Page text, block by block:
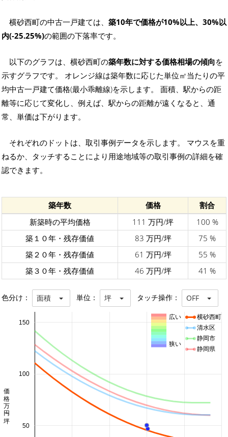
横砂西町の中古一戸建ては、 築10年で価格が10%以上、30%以
内(-25.25%)の範囲の下落率です。
以下のグラフは、横砂西町の築年数に対する価格相場の傾向を
示すグラフです。 オレンジ線は築年数に応じた単位㎡当たりの平
均中古一戸建て価格(最小乖離線)を示します。 面積、駅からの距
離等に応じて変化し、例えば、駅からの距離が遠くなると、通
常、単価は下がります。
それぞれのドットは、取引事例データを示します。 マウスを重
ねるか、タッチすることにより用途地域等の取引事例の詳細を確
認できます。
築年数 価格
割合
新築時の平均価格
111 万円/坪
100 %
築１０年・残存価値
83 万円/坪
75 %
築２０年・残存価値
61 万円/坪
55 %
築３０年・残存価値
46 万円/坪 41 %
色分け： 面積 単位： 坪 タッチ操作： OFF
50
100
150
価格 万円/坪
横砂西町
清水区
静岡市
静岡県
広い
狭い